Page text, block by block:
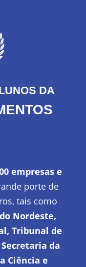
DA
empresas e
porte de
tais como
Nordeste,
Tribunal de
da
Ciência e